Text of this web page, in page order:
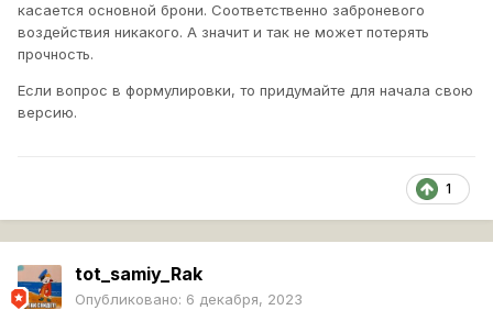
касается основной брони. Соответственно заброневого
воздействия никакого. А значит и так не может потерять
прочность.
Если вопрос в формулировки, то придумайте для начала свою
версию.
1
tot_samiy_Rak
Опубликовано: 6 декабря, 2023